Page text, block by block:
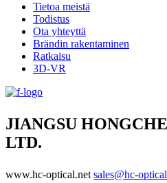
Tietoa meistä
Todistus
Ota yhteyttä
Brändin rakentaminen
Ratkaisu
3D-VR
JIANGSU
LTD.
www.hc-optical.net sales@hc-